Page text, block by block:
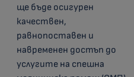
ще бъде осигурен
качествен,
равнопоставен и
навременен достъп до
услугите на спешна